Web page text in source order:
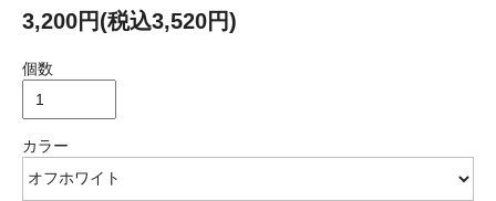
3,200円(税込3,520円)
個数
カラー